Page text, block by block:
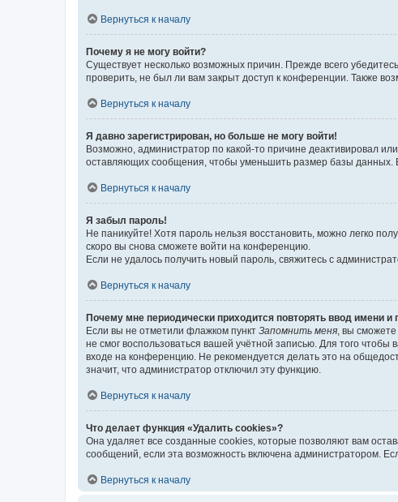
Вернуться к началу
Почему я не могу войти?
Существует несколько возможных причин. Прежде всего
проверить, не был ли вам закрыт доступ к конференции. Также
Вернуться к началу
Я давно зарегистрирован, но больше не могу войти!
Возможно, администратор по какой-то причине деактивировал
оставляющих сообщения, чтобы уменьшить размер базы данных.
Вернуться к началу
Я забыл пароль!
Не паникуйте! Хотя пароль нельзя восстановить, можно легко
скоро вы снова сможете войти на конференцию.
Если не удалось получить новый пароль, свяжитесь с
Вернуться к началу
Почему мне периодически приходится повторять ввод имени и
Если вы не отметили флажком пункт Запомнить меня , вы
не смог воспользоваться вашей учётной записью. Для того
входе на конференцию. Не рекомендуется делать это на
значит, что администратор отключил эту функцию.
Вернуться к началу
Что делает функция «Удалить cookies»?
Она удаляет все созданные cookies, которые позволяют вам
сообщений, если эта возможность включена администратором.
Вернуться к началу